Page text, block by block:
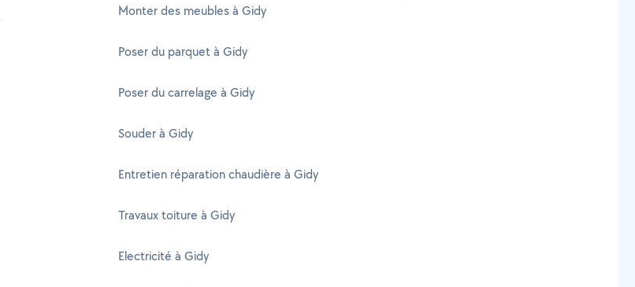
Monter des meubles à Gidy
Poser du parquet à Gidy
Poser du carrelage à Gidy
Souder à Gidy
Entretien réparation chaudière à Gidy
Travaux toiture à Gidy
Electricité à Gidy